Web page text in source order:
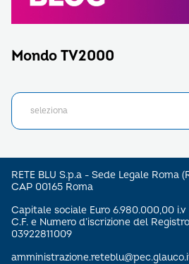
Mondo TV2000
RETE BLU S.p.a - Sede Legale Roma
CAP 00165 Roma
Capitale sociale Euro 6.980.000,00 i.v
C.F. e Numero d’iscrizione del
03922811009